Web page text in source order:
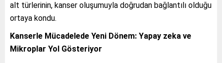
alt türlerinin, kanser oluşumuyla doğrudan bağlantılı olduğu
ortaya kondu.
Kanserle Mücadelede Yeni Dönem: Yapay zeka ve
Mikroplar Yol Gösteriyor